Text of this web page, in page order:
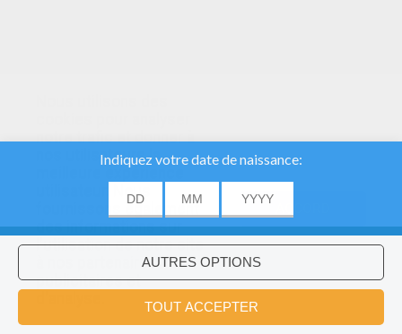
notre trafic et donner à
nos utilisateurs la
meilleure expérience
utilisateur. Nous
fournissons également
des informations sur
l'utilisation de notre site
à nos partenaires
publicitaires et
Voulez-vous installer l'application
Hellokids?
OK
×